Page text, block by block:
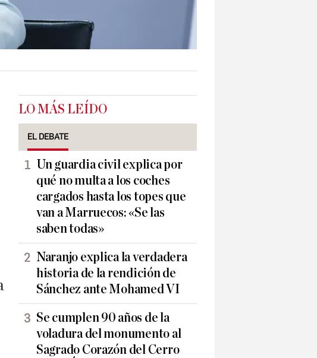
LO MÁS LEÍDO
EL DEBATE
Un guardia civil explica por
qué no multa a los coches
cargados hasta los topes que
van a Marruecos: «Se las
saben todas»
Naranjo explica la verdadera
historia de la rendición de
Sánchez ante Mohamed VI
Se cumplen 90 años de la
voladura del monumento al
Sagrado Corazón del Cerro